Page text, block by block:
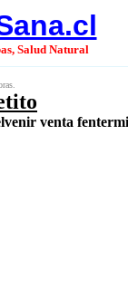
Salud Natural
venta